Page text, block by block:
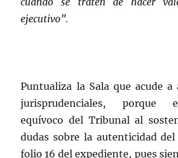
ejecutivo”.
Puntualiza la Sala que acude a
jurisprudenciales, porque
equívoco del Tribunal al
dudas sobre la autenticidad
folio 16 del expediente, pues